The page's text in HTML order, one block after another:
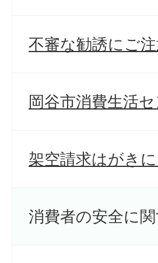
不審な勧誘にご
岡谷市消費生活
架空請求はがき
消費者の安全に